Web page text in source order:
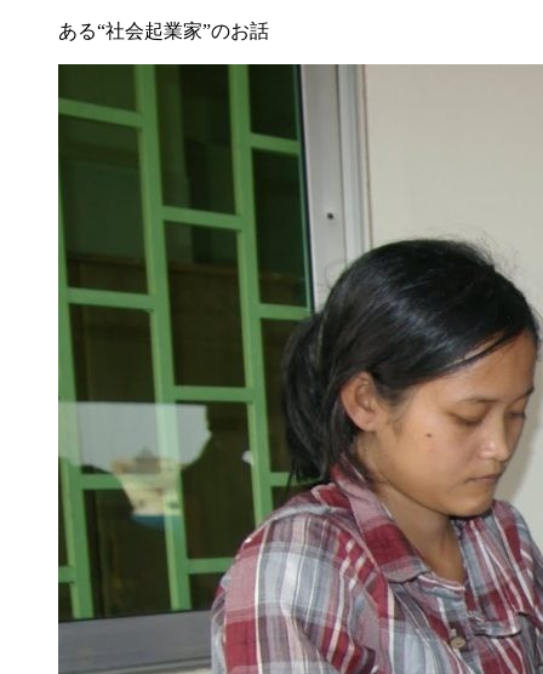
ある“社会起業家”のお話